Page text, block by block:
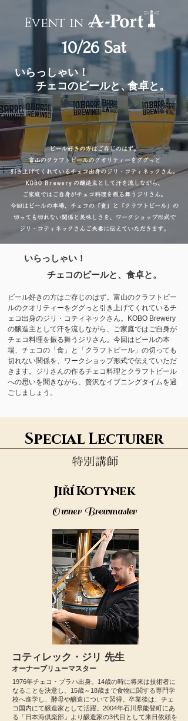
Event in
​10/26 Sat
いらっしゃい！
チェコのビールと、食卓と。
いらっしゃい！
​チェコのビールと、食卓と。
ビール好きの方はご存じのはず。富山のクラフトビー
ルのクオリティーをググっと引き上げてくれているチ
ェコ出身のジリ・コティネックさん。KOBO Brewery
の醸造主として汗を流しながら、ご家庭ではご自身が
チェコ料理を振る舞うジリさん。今回はビールの本
場、チェコの「食」と「クラフトビール」の切っても
切れない関係を、ワークショップ形式で伝えていただ
きます。ジリさんの作るチェコ料理とクラフトビール
への思いを聞きながら、贅沢なイブニングタイムを過
ごしましょう。
Special Lecturer
Jiří Kotynek
Owner Brewmaster
コティレック・ジリ 先生
オーナーブリューマスター
1976年チェコ・プラハ出身。14歳の時に将来は技術者に
なることを決意し、15歳～18歳まで食物に関する専門学
校へ進学し、酵母や醸造について習得。卒業後は、チェ
コ国内にて醸造家として活躍。2004年石川県能登町にあ
る「日本海倶楽部」より醸造家の3代目として来日依頼を